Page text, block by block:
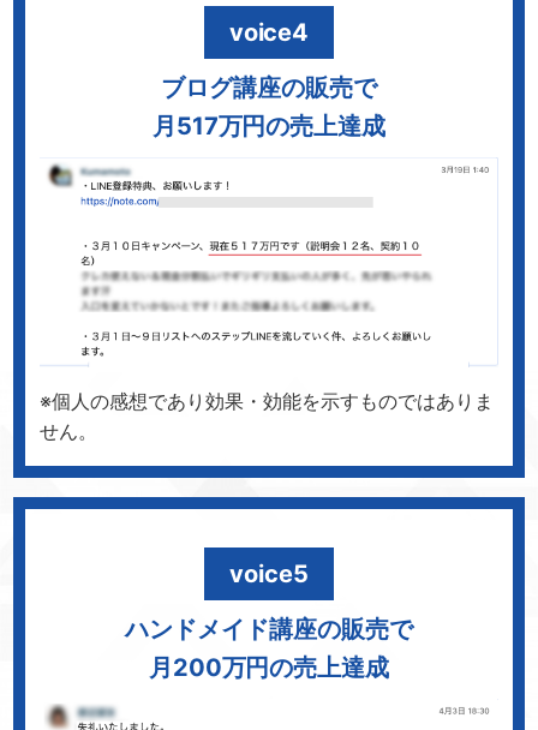
voice4
ブログ講座の販売で
月517万円の売上達成
※個人の感想であり効果・効能を示すものではありま
せん。
voice5
ハンドメイド講座の販売で
月200万円の売上達成